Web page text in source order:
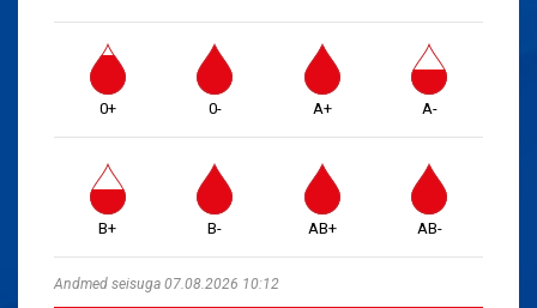
0+ 0- A+ A-
B+ B- AB+ AB-
Andmed seisuga 07.08.2026 10:12